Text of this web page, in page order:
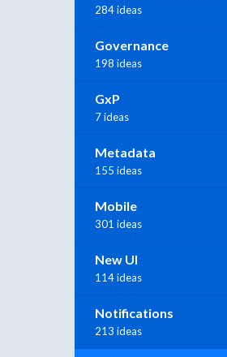
284 ideas
Governance
198 ideas
GxP
7 ideas
Metadata
155 ideas
Mobile
301 ideas
New UI
114 ideas
Notifications
213 ideas